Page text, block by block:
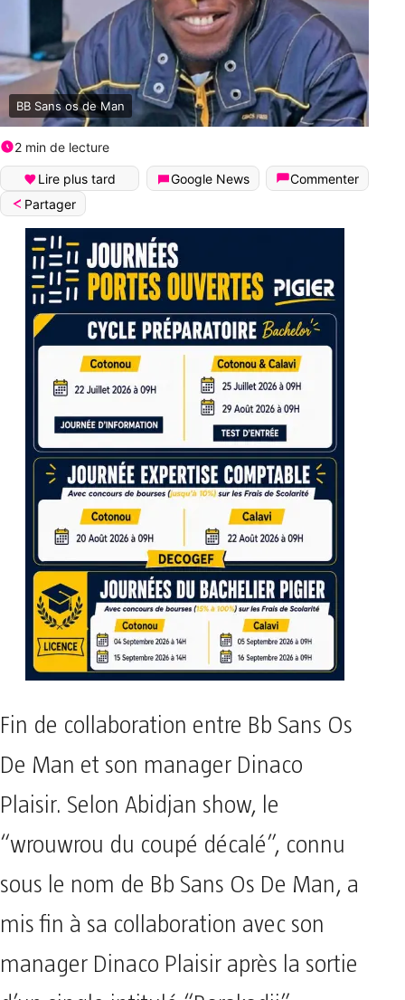
BB Sans os de Man
2 min de lecture
Lire plus tard Google News
Commenter
Partager
Fin de collaboration entre Bb Sans Os
De Man et son manager Dinaco
Plaisir. Selon Abidjan show, le
“wrouwrou du coupé décalé”, connu
sous le nom de Bb Sans Os De Man, a
mis fin à sa collaboration avec son
manager Dinaco Plaisir après la sortie